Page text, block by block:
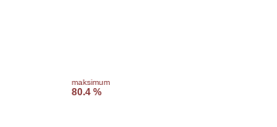
maksimum
80.4 %